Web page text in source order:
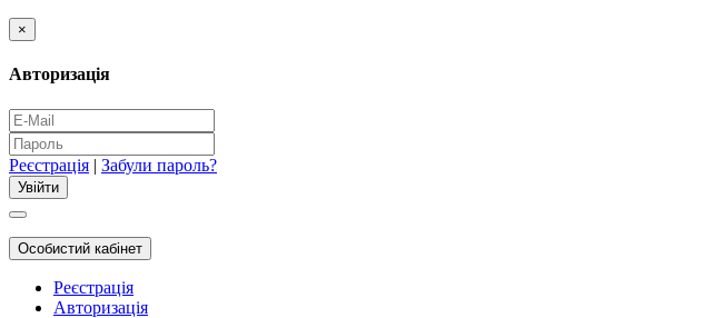
×
Авторизація
Реєстрація | Забули пароль?
Особистий кабінет
Реєстрація
Авторизація